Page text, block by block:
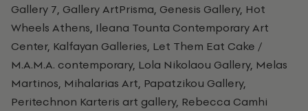
Gallery 7, Gallery ArtPrisma, Genesis Gallery, Hot
Wheels Athens, Ileana Tounta Contemporary Art
Center, Kalfayan Galleries, Let Them Eat Cake /
M.A.M.A. contemporary, Lola Nikolaou Gallery, Melas
Martinos, Mihalarias Art, Papatzikou Gallery,
Peritechnon Karteris art gallery, Rebecca Camhi